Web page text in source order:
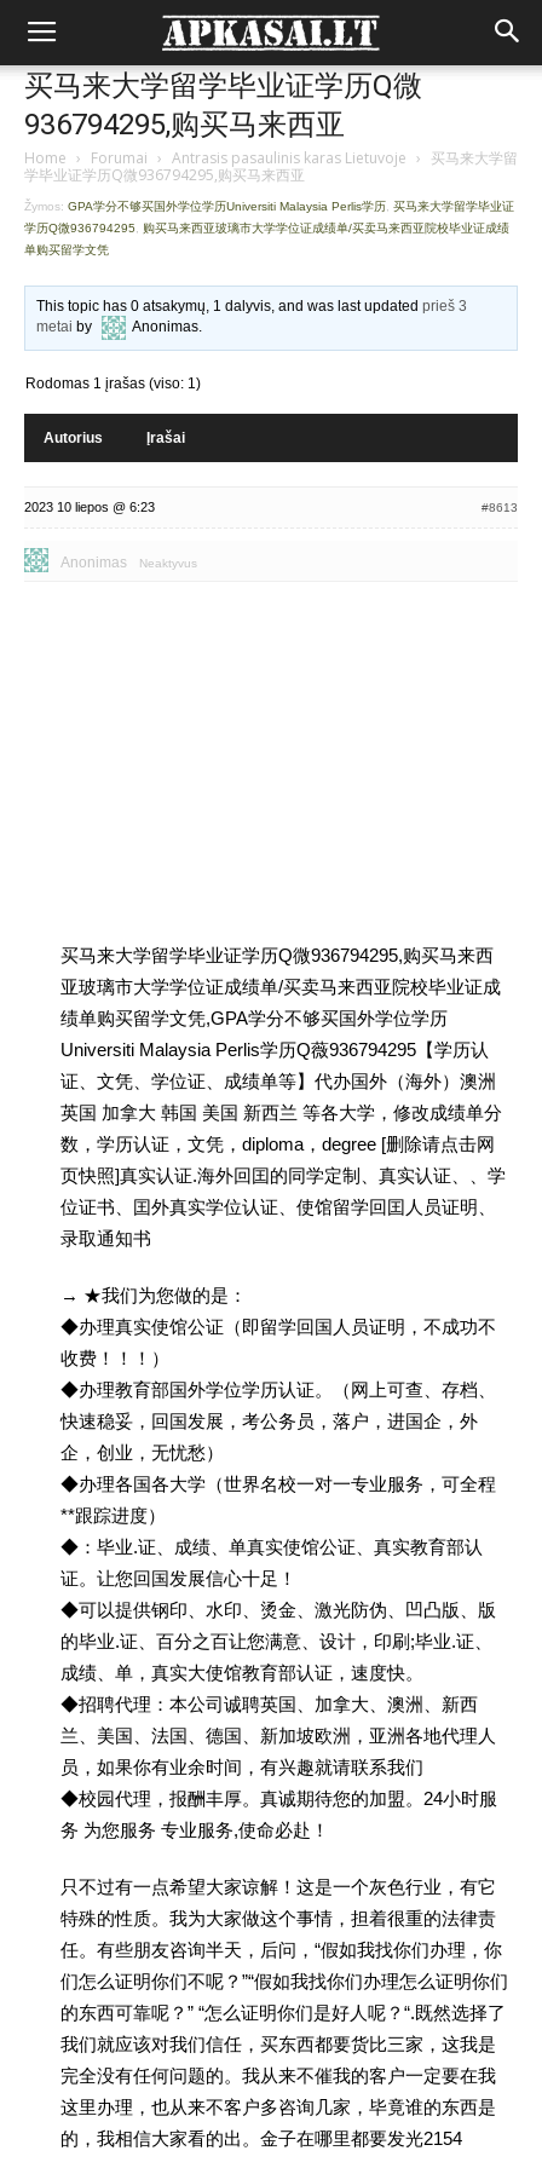
买马来大学留学毕业证学历Q微
936794295,购买马来西亚
Home › Forumai › Antrasis pasaulinis karas Lietuvoje › 买马来大学留
学毕业证学历Q微936794295,购买马来西亚
Žymos: GPA学分不够买国外学位学历Universiti Malaysia Perlis学历 买马来大学留学毕业证
学历Q微936794295
购买马来西亚玻璃市大学学位证成绩单/买卖马来西亚院校毕业证成绩
单购买留学文凭
This topic has 0 atsakymų, 1 dalyvis, and was last updatedprieš 3
metai by Anonimas.
Rodomas 1 įrašas (viso: 1)
Autorius Įrašai
2023 10 liepos @ 6:23 #8613
Anonimas Neaktyvus
买马来大学留学毕业证学历Q微936794295,购买马来西
亚玻璃市大学学位证成绩单/买卖马来西亚院校毕业证成
绩单购买留学文凭,GPA学分不够买国外学位学历
Universiti Malaysia Perlis学历Q薇936794295【学历认
证、文凭、学位证、成绩单等】代办国外（海外）澳洲
英国 加拿大 韩国 美国 新西兰 等各大学，修改成绩单分
数，学历认证，文凭，diploma，degree [删除请点击网
页快照]真实认证.海外回囯的同学定制、真实认证、、学
位证书、囯外真实学位认证、使馆留学回囯人员证明、
录取通知书
→ ★我们为您做的是：
◆办理真实使馆公证（即留学回国人员证明，不成功不
收费！！！）
◆办理教育部国外学位学历认证。（网上可查、存档、
快速稳妥，回国发展，考公务员，落户，进国企，外
企，创业，无忧愁）
◆办理各国各大学（世界名校一对一专业服务，可全程
**跟踪进度）
◆：毕业.证、成绩、单真实使馆公证、真实教育部认
证。让您回国发展信心十足！
◆可以提供钢印、水印、烫金、激光防伪、凹凸版、版
的毕业.证、百分之百让您满意、设计，印刷;毕业.证、
成绩、单，真实大使馆教育部认证，速度快。
◆招聘代理：本公司诚聘英国、加拿大、澳洲、新西
兰、美国、法国、德国、新加坡欧洲，亚洲各地代理人
员，如果你有业余时间，有兴趣就请联系我们
◆校园代理，报酬丰厚。真诚期待您的加盟。24小时服
务 为您服务 专业服务,使命必赴！
只不过有一点希望大家谅解！这是一个灰色行业，有它
特殊的性质。我为大家做这个事情，担着很重的法律责
任。有些朋友咨询半天，后问，“假如我找你们办理，你
们怎么证明你们不呢？”“假如我找你们办理怎么证明你们
的东西可靠呢？” “怎么证明你们是好人呢？“.既然选择了
我们就应该对我们信任，买东西都要货比三家，这我是
完全没有任何问题的。我从来不催我的客户一定要在我
这里办理，也从来不客户多咨询几家，毕竟谁的东西是
的，我相信大家看的出。金子在哪里都要发光2154